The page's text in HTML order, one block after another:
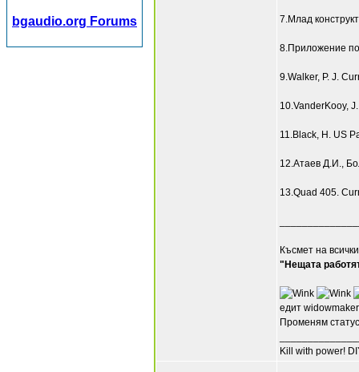
bgaudio.org Forums 7.Млад
8.Приложение
9.Walker, P. J.
10.VanderKooy,
11.Black, H. US
12.Атаев Д.И.,
13.Quad 405.
Късмет на
"Нещата
едит
Променям
Kill with power!